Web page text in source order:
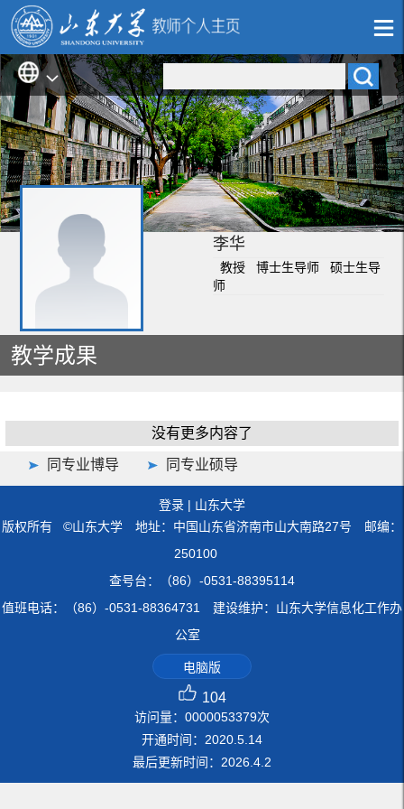
李华
教授 博士生导师 硕士生导
师
教学成果
没有更多内容了
同专业博导 同专业硕导
登录 | 山东大学
版权所有 ©山东大学 地址：中国山东省济南市山大南路27号 邮编：
250100
查号台：（86）-0531-88395114
值班电话：（86）-0531-88364731 建设维护：山东大学信息化工作办
公室
电脑版
104
访问量： 0000053379次
开通时间： 2020.5.14
最后更新时间： 2026.4.2